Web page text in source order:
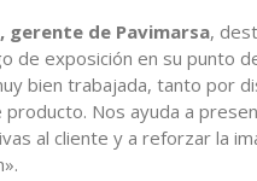
gerente de Pavimarsa,
de exposición en su punto
bien trabajada, tanto por
producto. Nos ayuda a
al cliente y a reforzar la